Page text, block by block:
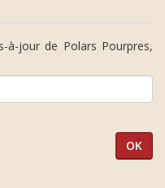
à-jour de Polars Pourpres,